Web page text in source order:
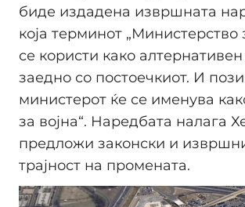
биде издадена извршната
која терминот „Министерство
се користи како
заедно со постоечкиот. И
министерот ќе се именува
за војна“. Наредбата налага
предложи законски и
трајност на промената.